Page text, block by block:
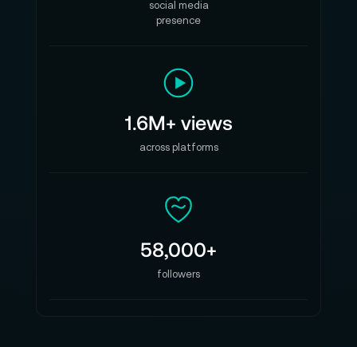
social media
presence
1.6M+ views
across platforms
58,000+
followers